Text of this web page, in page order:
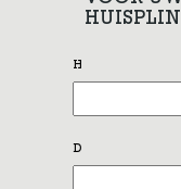
H
D